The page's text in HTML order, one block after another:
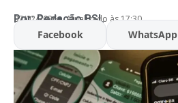
Por:Redação BSL
07/02/2026 Atualizado às 17:30
Facebook WhatsApp